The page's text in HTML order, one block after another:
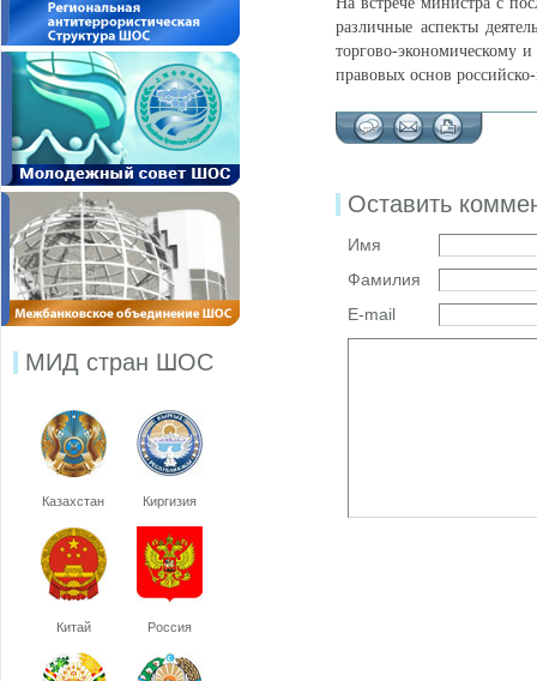
МИД стран ШОС
Казахстан Киргизия
Китай Россия
различные аспекты
торгово-экономическому
правовых основ
Оставить
Имя
Фамилия
E-mail